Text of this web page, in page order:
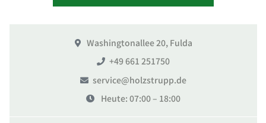
Washingtonallee 20, Fulda
+49 661 251750
service@holzstrupp.de
Heute: 07:00 – 18:00